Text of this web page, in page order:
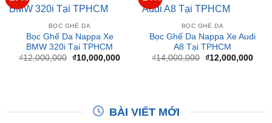
Bọc Ghế Da Nappa Xe
BMW 320i Tại TPHCM
12,000,000 Giá
gốc
là:
₫12,000,000.
₫10,000,000
₫10,000,000.
Bọc Ghế Da Nappa Xe Audi
A8 Tại TPHCM
14,000,000 Giá
gốc
là:
₫14,000,000.
₫12,000,000
hiện
tại